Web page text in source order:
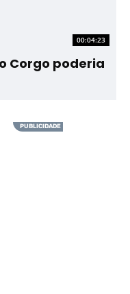
00:04:23
Corgo poderia